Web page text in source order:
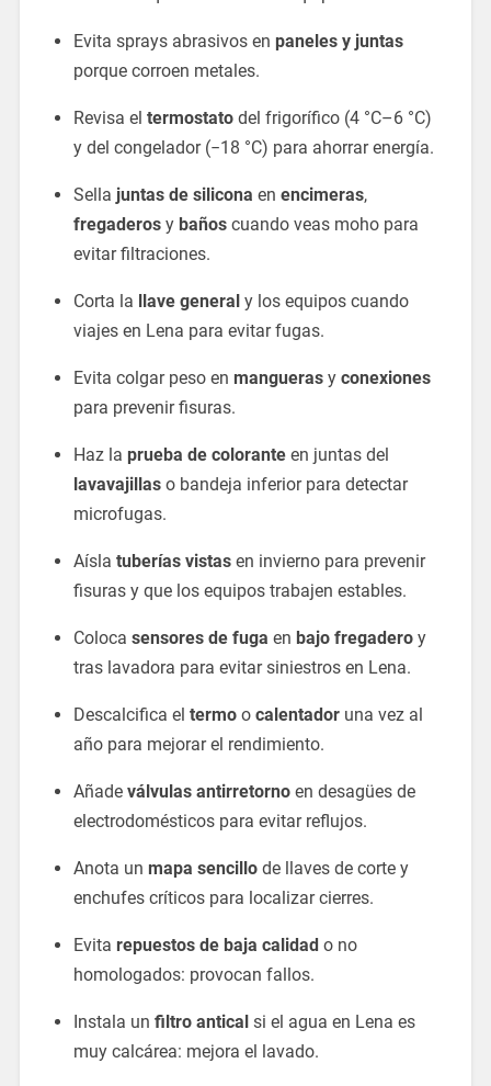
Evita sprays abrasivos en paneles y juntas
porque corroen metales.
Revisa el termostatodel frigorífico (4 °C–6 °C)
y del congelador (−18 °C) para ahorrar energía.
Sella juntas de silicona en encimeras,
fregaderosy bañoscuando veas moho para
evitar filtraciones.
Corta la llave generaly los equipos cuando
viajes en Lena para evitar fugas.
Evita colgar peso en manguerasy conexiones
para prevenir fisuras.
Haz la prueba de coloranteen juntas del
lavavajillaso bandeja inferior para detectar
microfugas.
Aísla tuberías vistasen invierno para prevenir
fisuras y que los equipos trabajen estables.
Coloca sensores de fuga en bajo fregaderoy
tras lavadora para evitar siniestros en Lena.
Descalcifica el termoo calentadoruna vez al
año para mejorar el rendimiento.
Añade válvulas antirretornoen desagües de
electrodomésticos para evitar reflujos.
Anota un mapa sencillode llaves de corte y
enchufes críticos para localizar cierres.
Evita repuestos de baja calidado no
homologados: provocan fallos.
Instala un filtro anticalsi el agua en Lena es
muy calcárea: mejora el lavado.